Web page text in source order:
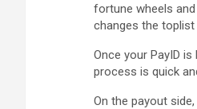
fortune wheels
changes the toplist
Once your PayID
process is quick
On the payout